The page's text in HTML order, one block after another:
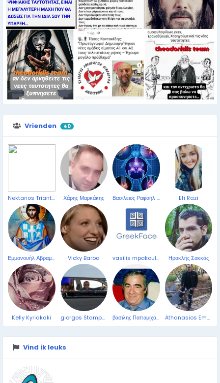
Vrienden 40
Nektarios Triantafylopoulos Χάρης Μαρκάκης Βασίλειος Ραφαήλ Σαββίδης Efi Razi
Εμμανουήλ Αβραμίδης Vicky Barba vasilis mpakoulis Ηρακλής Σακκάς
Kelly Kyriakaki giorgos Stampoulis βασιλης Παπαμιχαλοπουλος Athanasios Emmanoyil
Vind ik leuks